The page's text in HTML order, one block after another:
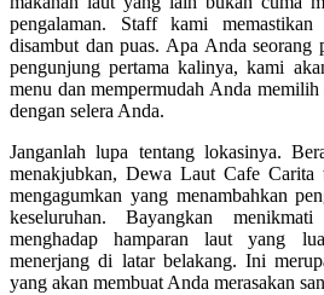
pengalaman. Staff kami
disambut dan puas. Apa Anda seorang
pengunjung pertama kalinya, kami
menu dan mempermudah Anda
dengan selera Anda.
Janganlah lupa tentang lokasinya.
menakjubkan, Dewa Laut Cafe Carita
mengagumkan yang menambahkan
keseluruhan. Bayangkan
menghadap hamparan laut yang
menerjang di latar belakang. Ini
yang akan membuat Anda merasakan